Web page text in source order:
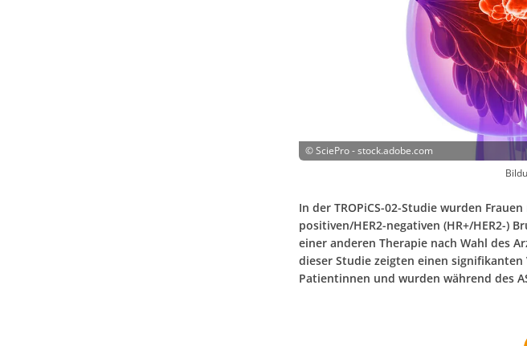
©SciePro - stock.adobe.com
In der TROPiCS-02-Studie wurden
positiven/HER2-negativen (HR+/HER2-)
einer anderen Therapie nach Wahl des
dieser Studie zeigten einen
Patientinnen und wurden während des